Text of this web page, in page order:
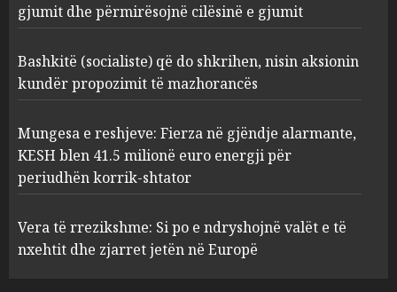
3
Bashkitë (socialiste) që do
shkrihen, nisin aksionin
kundër propozimit të
mazhorancës
AUGUST 6, 2026
4
Mungesa e reshjeve: Fierza në
gjëndje alarmante, KESH blen
41.5 milionë euro energji për
AUGUST 6, 2026
gjumit dhe përmirësojnë cilësinë e gjumit
Bashkitë (socialiste) që do shkrihen, nisin aksionin
kundër propozimit të mazhorancës
Mungesa e reshjeve: Fierza në gjëndje alarmante,
KESH blen 41.5 milionë euro energji për
periudhën korrik-shtator
Vera të rrezikshme: Si po e ndryshojnë valët e të
nxehtit dhe zjarret jetën në Europë